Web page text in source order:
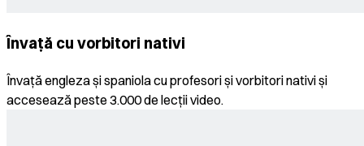
Învață cu vorbitori nativi
Învață engleza și spaniola cu profesori și vorbitori nativi și
accesează peste 3.000 de lecții video.